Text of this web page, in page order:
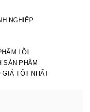
NGHIỆP
LỖI
SẢN PHẨM
GIÁ TỐT NHẤT